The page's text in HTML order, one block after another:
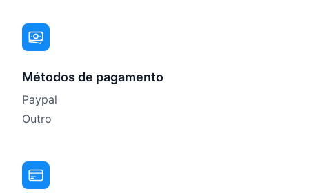
Métodos de pagamento
Paypal
Outro